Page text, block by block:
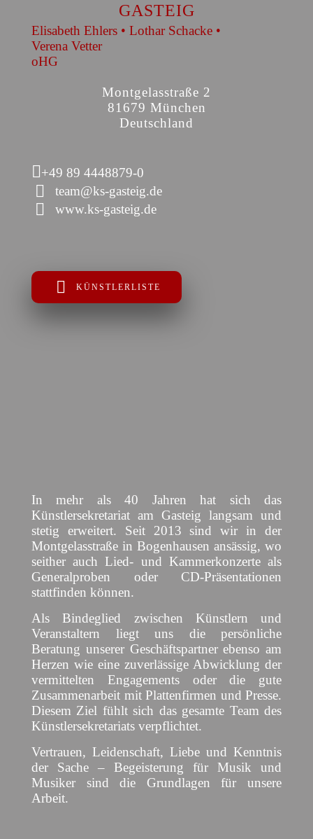
GASTEIG
Elisabeth Ehlers • Lothar Schacke •
Verena Vetter
oHG
Montgelasstraße 2
81679 München
Deutschland
+49 89 4448879-0
team@ks-gasteig.de
www.ks-gasteig.de
KÜNSTLERLISTE
In mehr als 40 Jahren hat sich das
Künstlersekretariat am Gasteig langsam und
stetig erweitert. Seit 2013 sind wir in der
Montgelasstraße in Bogenhausen ansässig, wo
seither auch Lied- und Kammerkonzerte als
Generalproben oder CD-Präsentationen
stattfinden können.
Als Bindeglied zwischen Künstlern und
Veranstaltern liegt uns die persönliche
Beratung unserer Geschäftspartner ebenso am
Herzen wie eine zuverlässige Abwicklung der
vermittelten Engagements oder die gute
Zusammenarbeit mit Plattenfirmen und Presse.
Diesem Ziel fühlt sich das gesamte Team des
Künstlersekretariats verpflichtet.
Vertrauen, Leidenschaft, Liebe und Kenntnis
der Sache – Begeisterung für Musik und
Musiker sind die Grundlagen für unsere
Arbeit.